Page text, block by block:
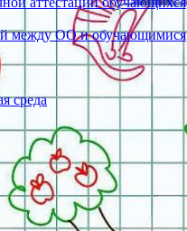
между ОО и обучающимися
среда